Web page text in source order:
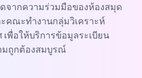
จากความร่วมมือของห้องสมุด
คณะทำงานกลุ่มวิเคราะห์
พื่อให้บริการข้อมูลระเบียน
ถูกต้องสมบูรณ์